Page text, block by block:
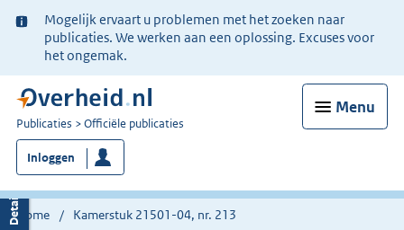
Ter
informatie:
Mogelijk ervaart u problemen met het zoeken naar
publicaties. We werken aan een oplossing. Excuses voor
het ongemak.
Menu
U
bent
nu
hier:
Publicaties Officiële publicaties
Inloggen
Home Kamerstuk 21501-04, nr. 213